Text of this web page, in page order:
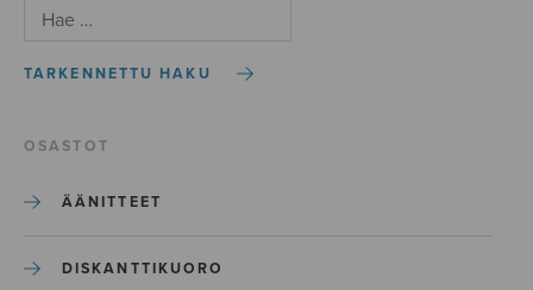
TARKENNETTU HAKU
OSASTOT
ÄÄNITTEET
DISKANTTIKUORO